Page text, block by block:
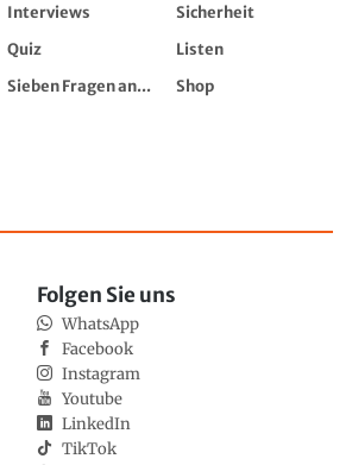
Interviews
Sicherheit
Quiz
Listen
Sieben Fragen an...
Shop
Folgen Sie uns
WhatsApp
Facebook
Instagram
Youtube
LinkedIn
TikTok